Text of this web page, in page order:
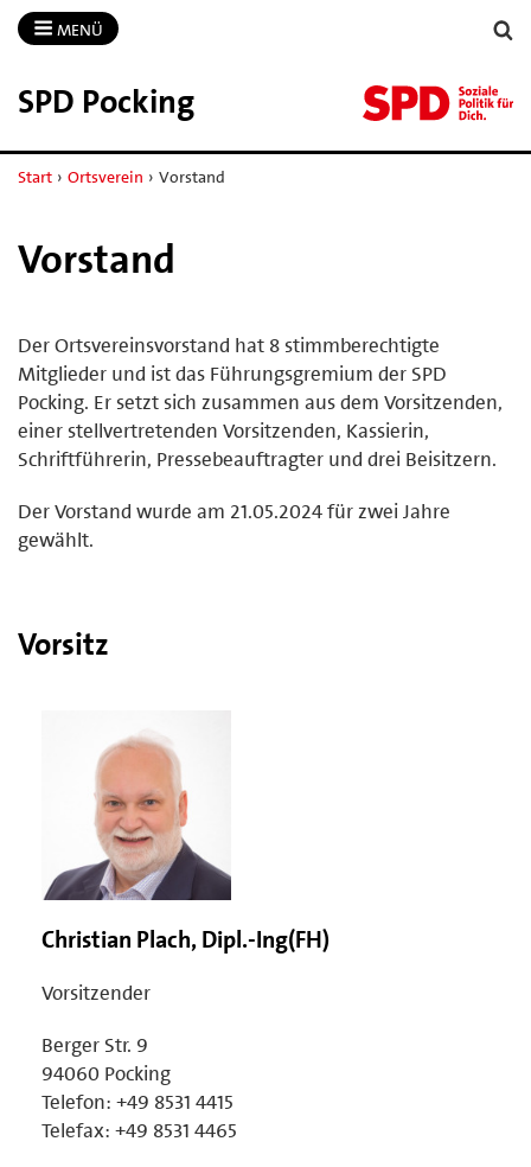
MENÜ
SPD Pocking
Start › Ortsverein › Vorstand
Vorstand
Der Ortsvereinsvorstand hat 8 stimmberechtigte
Mitglieder und ist das Führungsgremium der SPD
Pocking. Er setzt sich zusammen aus dem Vorsitzenden,
einer stellvertretenden Vorsitzenden, Kassierin,
Schriftführerin, Pressebeauftragter und drei Beisitzern.
Der Vorstand wurde am 21.05.2024 für zwei Jahre
gewählt.
Vorsitz
Christian Plach, Dipl.-Ing(FH)
Vorsitzender
Berger Str. 9
94060 Pocking
Telefon: +49 8531 4415
Telefax: +49 8531 4465